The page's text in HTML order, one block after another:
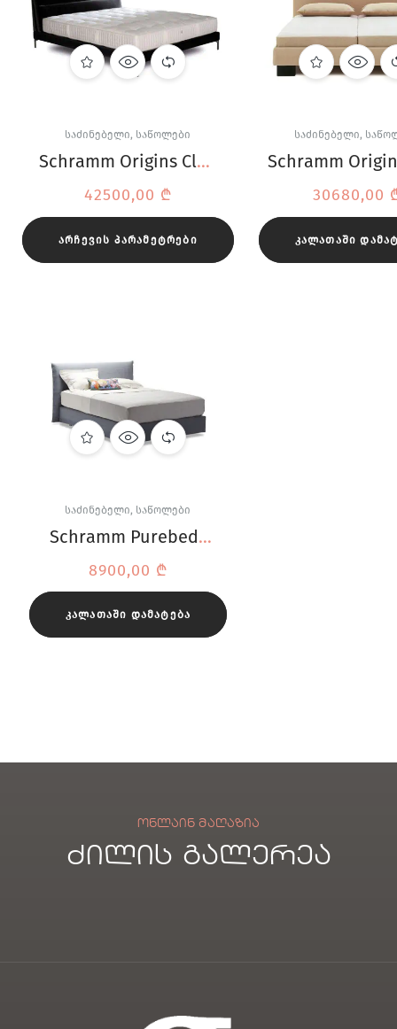
ᲡᲐᲫᲘᲜᲔᲑᲔᲚᲘ, ᲡᲐᲬᲝᲚᲔᲑᲘ
Schramm Origins Cleo
Leather Provence
საწოლი
42500,00 ₾
ᲐᲠᲩᲔᲕᲘᲡ ᲞᲐᲠᲐᲛᲔᲢᲠᲔᲑᲘ
ᲡᲐᲫᲘᲜᲔᲑᲔᲚᲘ,
Schramm
30680,00
ᲙᲐᲚᲐᲗᲐᲨᲘ
ᲡᲐᲫᲘᲜᲔᲑᲔᲚᲘ, ᲡᲐᲬᲝᲚᲔᲑᲘ
Schramm Purebeds
8900,00 ₾
ᲙᲐᲚᲐᲗᲐᲨᲘ ᲓᲐᲛᲐᲢᲔᲑᲐ
ძილის გალერეა
ᲝᲜᲚᲐᲘᲜ ᲛᲐᲦᲐᲖᲘᲐ